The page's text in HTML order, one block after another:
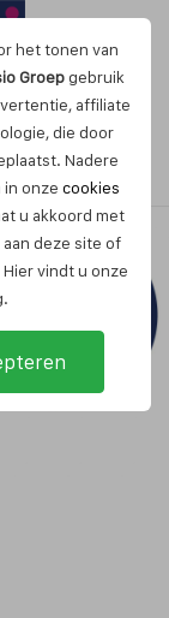
het tonen van
Groepgebruik
affiliate
die door
Nadere
onze cookies
u akkoord met
deze site of
Hier vindt u onze